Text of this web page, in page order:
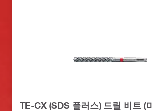
TE-CX (SDS 플러스) 드릴 비트 (